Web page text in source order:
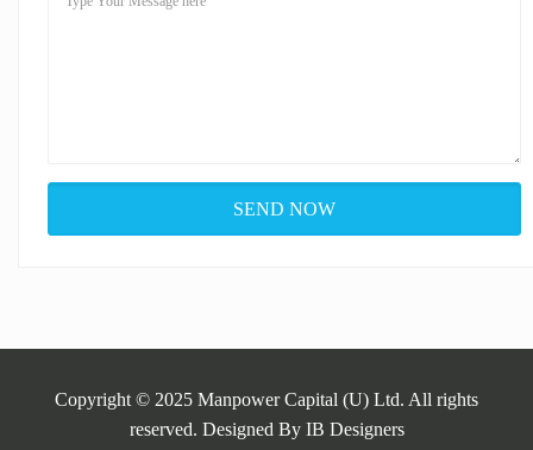
Copyright © 2025 Manpower Capital (U) Ltd. All rights
reserved. Designed By IB Designers